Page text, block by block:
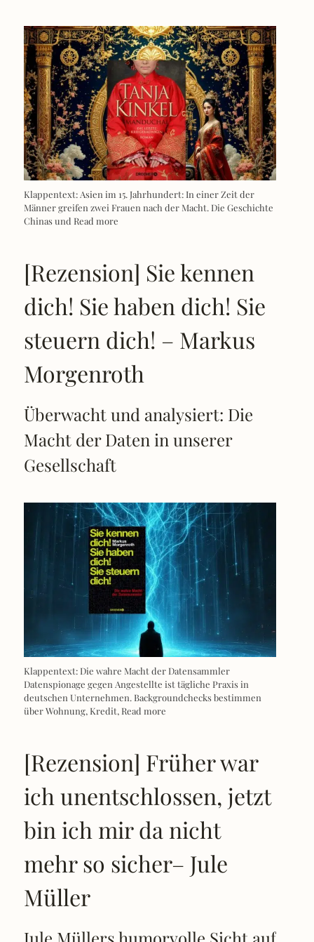
Klappentext: Asien im 15. Jahrhundert: In einer Zeit der
Männer greifen zwei Frauen nach der Macht. Die Geschichte
Chinas und Read more
[Rezension] Sie kennen
dich! Sie haben dich! Sie
steuern dich! – Markus
Morgenroth
Überwacht und analysiert: Die
Macht der Daten in unserer
Gesellschaft
Klappentext: Die wahre Macht der Datensammler
Datenspionage gegen Angestellte ist tägliche Praxis in
deutschen Unternehmen. Backgroundchecks bestimmen
über Wohnung, Kredit, Read more
[Rezension] Früher war
ich unentschlossen, jetzt
bin ich mir da nicht
mehr so sicher– Jule
Müller